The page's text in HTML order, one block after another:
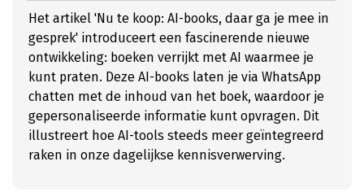
Het artikel 'Nu te koop: AI-books, daar ga je mee in
gesprek' introduceert een fascinerende nieuwe
ontwikkeling: boeken verrijkt met AI waarmee je
kunt praten. Deze AI-books laten je via WhatsApp
chatten met de inhoud van het boek, waardoor je
gepersonaliseerde informatie kunt opvragen. Dit
illustreert hoe AI-tools steeds meer geïntegreerd
raken in onze dagelijkse kennisverwerving.